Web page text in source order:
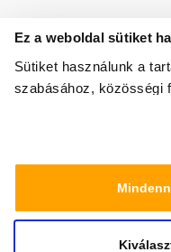
Ez a weboldal sütiket
Sütiket használunk a
szabásához, közösségi
média-, hirdető- és
amelyeket Ön adott
használt más